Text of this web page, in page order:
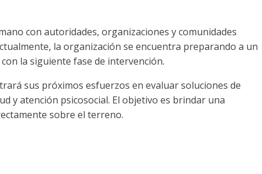
con autoridades, organizaciones y comunidades
la organización se encuentra preparando a un
la siguiente fase de intervención.
sus próximos esfuerzos en evaluar soluciones de
y atención psicosocial. El objetivo es brindar una
sobre el terreno.